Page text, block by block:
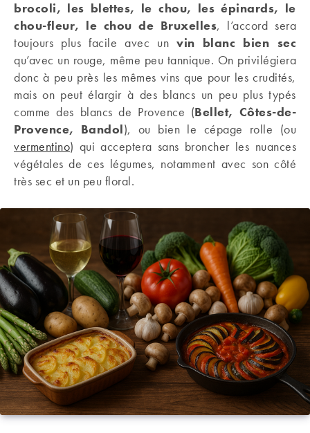
brocoli, les blettes, le chou, les épinards, le
chou-fleur, le chou de Bruxelles, l’accord sera
toujours plus facile avec unvin blanc bien sec
qu’avec un rouge, même peu tannique. On privilégiera
donc à peu près les mêmes vins que pour les crudités,
mais on peut élargir à des blancs un peu plus typés
comme des blancs de Provence (Bellet, Côtes-de-
Provence, Bandol), ou bien le cépage rolle (ou
vermentino) qui acceptera sans broncher les nuances
végétales de ces légumes, notamment avec son côté
très sec et un peu floral.